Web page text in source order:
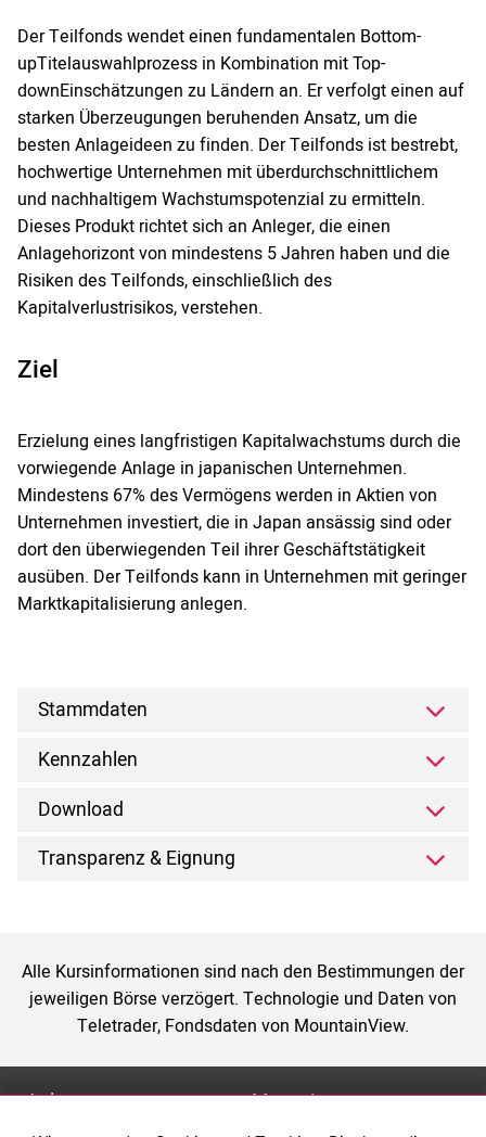
Der Teilfonds wendet einen fundamentalen Bottom-
upTitelauswahlprozess in Kombination mit Top-
downEinschätzungen zu Ländern an. Er verfolgt einen auf
starken Überzeugungen beruhenden Ansatz, um die
besten Anlageideen zu finden. Der Teilfonds ist bestrebt,
hochwertige Unternehmen mit überdurchschnittlichem
und nachhaltigem Wachstumspotenzial zu ermitteln.
Dieses Produkt richtet sich an Anleger, die einen
Anlagehorizont von mindestens 5 Jahren haben und die
Risiken des Teilfonds, einschließlich des
Kapitalverlustrisikos, verstehen.
Ziel
Erzielung eines langfristigen Kapitalwachstums durch die
vorwiegende Anlage in japanischen Unternehmen.
Mindestens 67% des Vermögens werden in Aktien von
Unternehmen investiert, die in Japan ansässig sind oder
dort den überwiegenden Teil ihrer Geschäftstätigkeit
ausüben. Der Teilfonds kann in Unternehmen mit geringer
Marktkapitalisierung anlegen.
Stammdaten
Kennzahlen
Download
Transparenz & Eignung
Alle Kursinformationen sind nach den Bestimmungen der
jeweiligen Börse verzögert. Technologie und Daten von
Teletrader, Fondsdaten von MountainView.
Anlage Magazin